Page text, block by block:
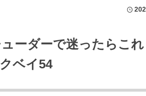
ューダーで迷ったらこ
ベイ54